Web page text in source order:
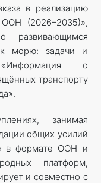
в реализацию
ООН (2026–2035)»,
развивающимся
морю: задачи и
о
транспорту
занимая
общих усилий
в формате ООН и
платформ,
и совместно с